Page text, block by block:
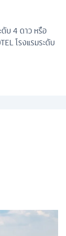
บ 4 ดาว หรือ
โรงแรมระดับ